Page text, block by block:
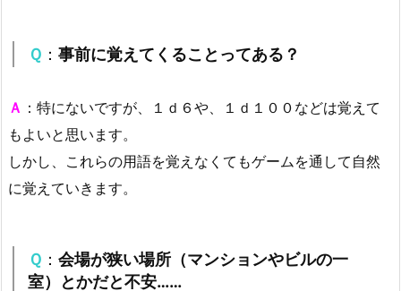
Ｑ ： 事前に覚えてくることってある？
Ａ ：特にないですが、１ｄ６や、１ｄ１００などは覚えて
もよいと思います。
しかし、これらの用語を覚えなくてもゲームを通して自然
に覚えていきます。
Ｑ ： 会場が狭い場所（マンションやビルの一
室）とかだと不安……